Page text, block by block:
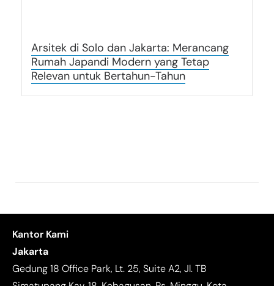
Arsitek di Solo dan Jakarta: Merancang
Rumah Japandi Modern yang Tetap
Relevan untuk Bertahun-Tahun
Kantor Kami
Jakarta
Gedung 18 Office Park, Lt. 25, Suite A2, Jl. TB